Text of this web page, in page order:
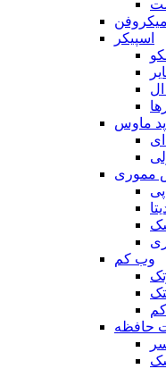
میکروفن
اسپیکر
پد ماوس
مموری
وب کم
حافظه